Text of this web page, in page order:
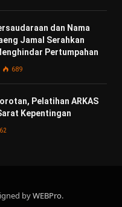
dan Nama
Jamal Serahkan
Pertumpahan
689
Pelatihan ARKAS
Kepentingan
byWEBPro.